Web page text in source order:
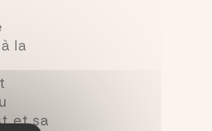
la
et sa